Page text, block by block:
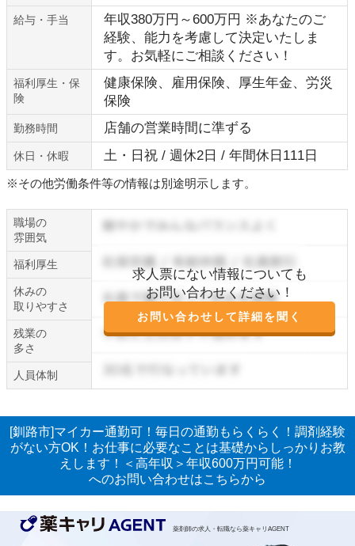
給与・手当
年収380万円～600万円 ※あなたのご
経験、能力を考慮して決定いたしま
す。お気軽にご相談ください！
福利厚生・保
険
健康保険、雇用保険、厚生年金、労災
保険
勤務時間 店舗の営業時間に準ずる
休日・休暇 土・日祝 / 週休2日 / 年間休日111日
※その他労働条件等の情報は別途明示します。
職場の
雰囲気
求人票にない情報についても
お問い合わせください！
お問い合わせして詳細を聞く
福利厚生
休みの
取りやすさ
残業の
多さ
人員体制
[釧路市]マイカー通勤可！毎日の通勤もらくらく！調剤経験
がない方OK！お仕事に必要なことは基礎からしっかりお教
えします！＜高年収＞年収600万円可能！
へのお問い合わせはこちらから
薬剤師の求人・転職なら薬キャリAGENT